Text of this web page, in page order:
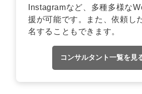
Instagramなど、多種多様な
援が可能です。また、依頼し
名することもできます。
コンサルタント一覧を見